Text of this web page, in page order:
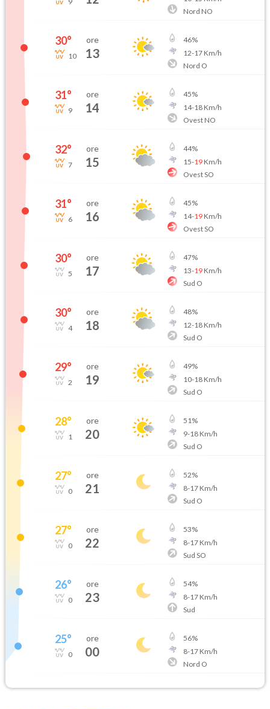
Nord NO
30°
10
ore
13
46%
12-17Km/h
Nord O
31°
9
ore
14
45%
14-18Km/h
Ovest NO
32°
7
ore
15
44%
15-19Km/h
Ovest SO
31°
6
ore
16
45%
14-19Km/h
Ovest SO
30°
5
ore
17
47%
13-19Km/h
Sud O
30°
4
ore
18
48%
12-18Km/h
Sud O
29°
2
ore
19
49%
10-18Km/h
Sud O
28°
1
ore
20
51%
9-18Km/h
Sud O
27°
0
ore
21
52%
8-17Km/h
Sud O
27°
0
ore
22
53%
8-17Km/h
Sud SO
26°
0
ore
23
54%
8-17Km/h
Sud
25°
0
ore
00
56%
8-17Km/h
Nord O